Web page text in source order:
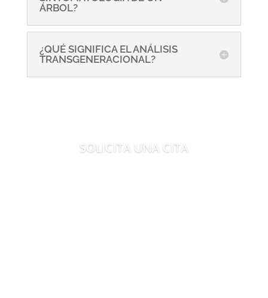
ÁRBOL?
¿QUÉ SIGNIFICA EL ANÁLISIS
TRANSGENERACIONAL?
SOLICITA UNA CITA